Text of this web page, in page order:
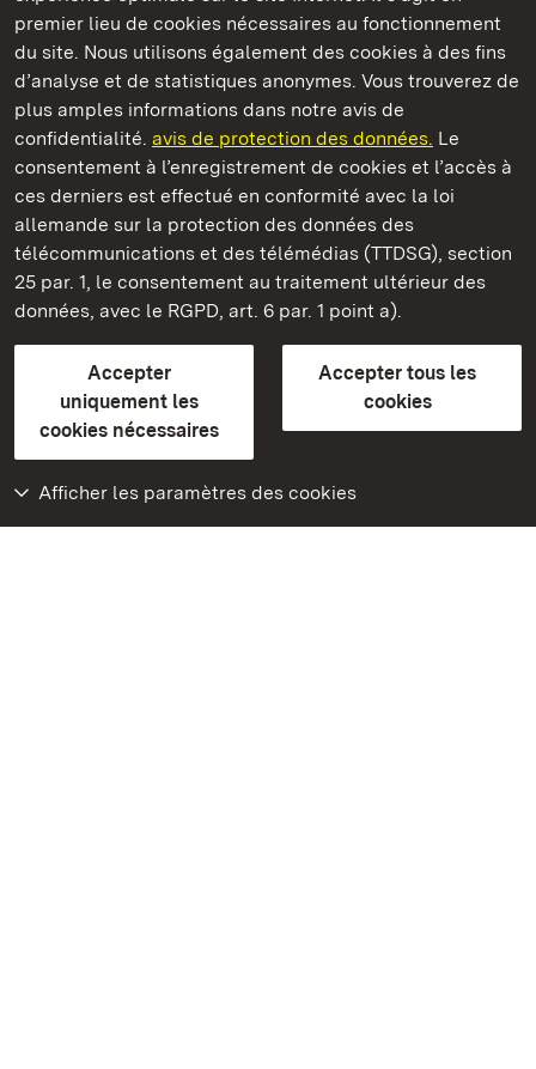
premier lieu de cookies nécessaires au fonctionnement
du site. Nous utilisons également des cookies à des fins
d’analyse et de statistiques anonymes. Vous trouverez de
plus amples informations dans notre avis de
confidentialité. avis de protection des données. Le
consentement à l’enregistrement de cookies et l’accès à
ces derniers est effectué en conformité avec la loi
allemande sur la protection des données des
télécommunications et des télémédias (TTDSG), section
25 par. 1, le consentement au traitement ultérieur des
données, avec le RGPD, art. 6 par. 1 point a).
Accepter
uniquement les
cookies nécessaires
Accepter tous les
cookies
Afficher les paramètres des cookies
Monastère de Maulbronn
Châteaux et jardins publics du Bade-Wurtemberg
Contact et informationsFAQ et réponsesMentions légales
Protection des données
Explications sur l’accessibilité
BITV-konform (geprüfte Seiten)
plus loin
Accueil
Monuments
Rendez-nous visite